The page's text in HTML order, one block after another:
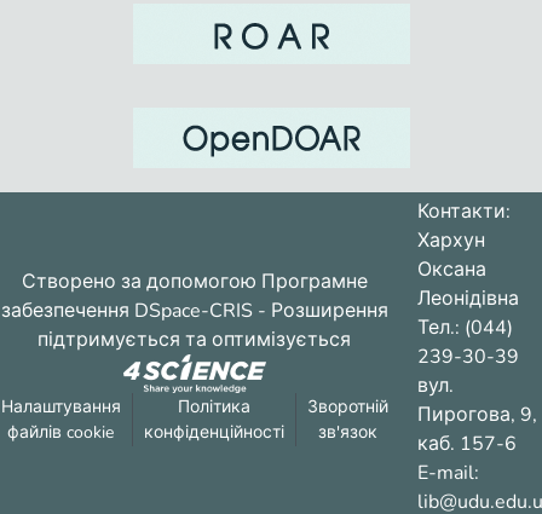
Створено за допомогою Програмне
забезпечення DSpace-CRIS - Розширення
підтримується та оптимізується
Налаштування
файлів cookie
Політика
конфіденційності
Зворотній
зв'язок
Контакти:
Хархун
Оксана
Леонідівна
Тел.: (044)
239-30-39
вул.
Пирогова, 9,
каб. 157-6
E-mail: